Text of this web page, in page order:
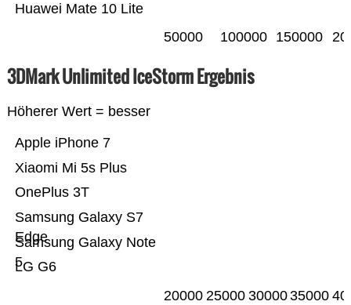
Huawei Mate 10 Lite
50000 100000 150000
3DMark Unlimited IceStorm Ergebnis
Höherer Wert = besser
LG G6
Samsung Galaxy Note
5
Samsung Galaxy S7
Edge
OnePlus 3T
Xiaomi Mi 5s Plus
Apple iPhone 7
20000 25000 3000035000